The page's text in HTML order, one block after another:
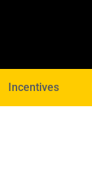
Incentives